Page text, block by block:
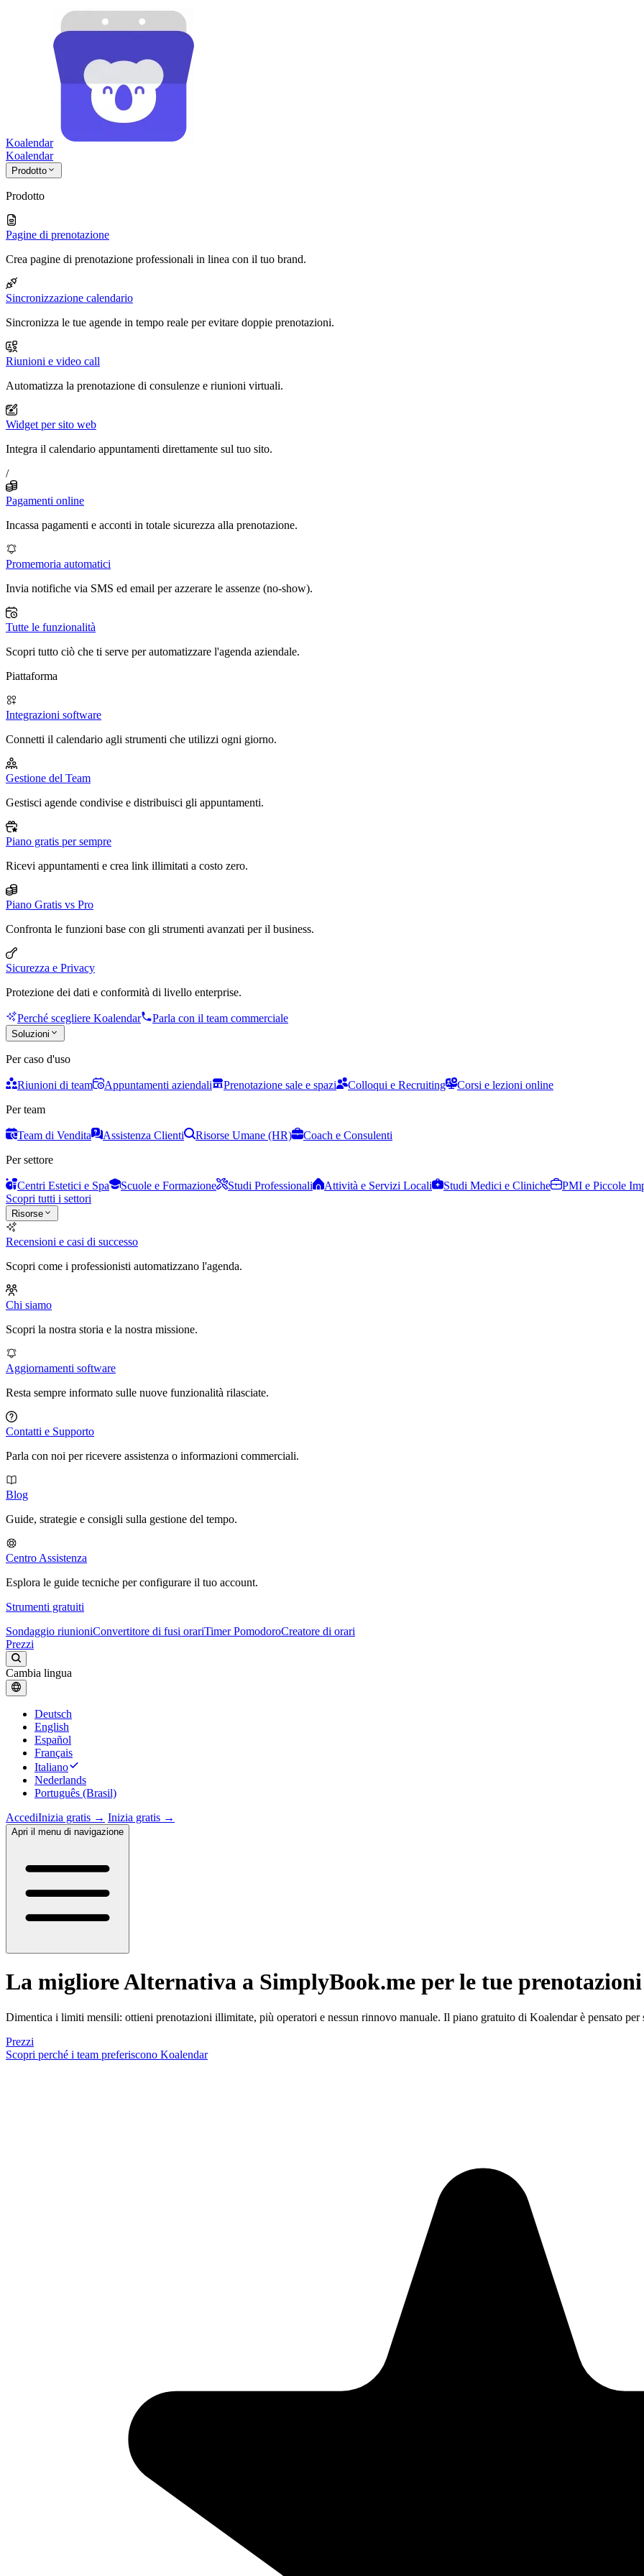
Koalendar
Koalendar
Prodotto
Prodotto
Pagine di prenotazione
Crea pagine di prenotazione professionali in linea con il tuo brand.
Sincronizzazione calendario
Sincronizza le tue agende in tempo reale per evitare doppie prenotazioni.
Riunioni e video call
Automatizza la prenotazione di consulenze e riunioni virtuali.
Widget per sito web
Integra il calendario appuntamenti direttamente sul tuo sito.
/
Pagamenti online
Incassa pagamenti e acconti in totale sicurezza alla prenotazione.
Promemoria automatici
Invia notifiche via SMS ed email per azzerare le assenze (no-show).
Tutte le funzionalità
Scopri tutto ciò che ti serve per automatizzare l'agenda aziendale.
Piattaforma
Integrazioni software
Connetti il calendario agli strumenti che utilizzi ogni giorno.
Gestione del Team
Gestisci agende condivise e distribuisci gli appuntamenti.
Piano gratis per sempre
Ricevi appuntamenti e crea link illimitati a costo zero.
Piano Gratis vs Pro
Confronta le funzioni base con gli strumenti avanzati per il business.
Sicurezza e Privacy
Protezione dei dati e conformità di livello enterprise.
Perché scegliere Koalendar Parla con il team commerciale
Soluzioni
Per caso d'uso
Riunioni di team Appuntamenti aziendali Prenotazione sale e spazi Colloqui e Recruiting
Corsi e lezioni online
Per team
Team di Vendita Assistenza Clienti Risorse Umane (HR)
Coach e Consulenti
Per settore
Centri Estetici e Spa Scuole e Formazione Studi Professionali Attività e Servizi Locali Studi Medici e Cliniche
PMI e Piccole
Scopri tutti i settori
Risorse
Recensioni e casi di successo
Scopri come i professionisti automatizzano l'agenda.
Chi siamo
Scopri la nostra storia e la nostra missione.
Aggiornamenti software
Resta sempre informato sulle nuove funzionalità rilasciate.
Contatti e Supporto
Parla con noi per ricevere assistenza o informazioni commerciali.
Blog
Guide, strategie e consigli sulla gestione del tempo.
Centro Assistenza
Esplora le guide tecniche per configurare il tuo account.
Strumenti gratuiti
Sondaggio riunioniConvertitore di fusi orariTimer PomodoroCreatore di orari
Prezzi
Cambia lingua
Deutsch
English
Español
Français
Italiano
Nederlands
Português (Brasil)
AccediInizia gratis → Inizia gratis →
Apri il menu di navigazione
La miglioreAlternativa a SimplyBook.me per le tue prenotazioni
Dimentica i limiti mensili: ottieni prenotazioni illimitate, più operatori e nessun rinnovo manuale. Il piano gratuito di Koalendar è pensato per
Prezzi
Scopri perché i team preferiscono Koalendar